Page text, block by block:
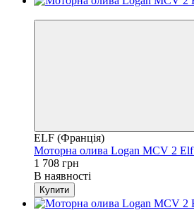
ELF (Франція)
Моторна олива Logan MCV 2
1 708 грн
В наявності
Купити